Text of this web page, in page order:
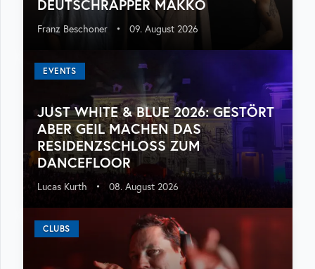
DEUTSCHRAPPER MAKKO
Franz Beschoner • 09. August 2026
EVENTS
JUST WHITE & BLUE 2026: GESTÖRT
ABER GEIL MACHEN DAS
RESIDENZSCHLOSS ZUM
DANCEFLOOR
Lucas Kurth • 08. August 2026
CLUBS